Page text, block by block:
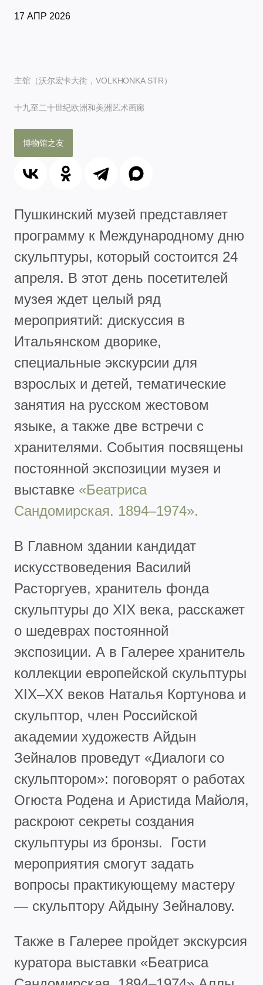
17 АПР 2026
主馆（沃尔宏卡大街，VOLKHONKA STR）
十九至二十世纪欧洲和美洲艺术画廊
博物馆之友
Пушкинский музей представляет
программу к Международному дню
скульптуры, который состоится 24
апреля. В этот день посетителей
музея ждет целый ряд
мероприятий: дискуссия в
Итальянском дворике,
специальные экскурсии для
взрослых и детей, тематические
занятия на русском жестовом
языке, а также две встречи с
хранителями. События посвящены
постоянной экспозиции музея и
выставке «Беатриса
Сандомирская. 1894–1974».
В Главном здании кандидат
искусствоведения Василий
Расторгуев, хранитель фонда
скульптуры до XIX века, расскажет
о шедеврах постоянной
экспозиции. А в Галерее хранитель
коллекции европейской скульптуры
XIX–XX веков Наталья Кортунова и
скульптор, член Российской
академии художеств Айдын
Зейналов проведут «Диалоги со
скульптором»: поговорят о работах
Огюста Родена и Аристида Майоля,
раскроют секреты создания
скульптуры из бронзы. Гости
мероприятия смогут задать
вопросы практикующему мастеру
— скульптору Айдыну Зейналову.
Также в Галерее пройдет экскурсия
куратора выставки «Беатриса